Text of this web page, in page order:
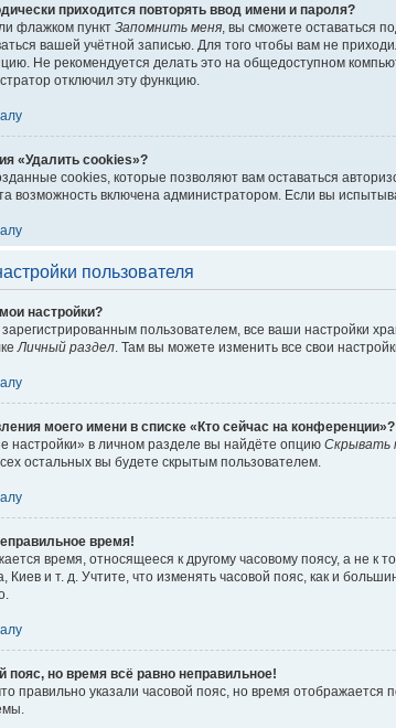
приходится повторять ввод имени и пароля?
флажком пункт Запомнить меня , вы сможете оставаться
вашей учётной записью. Для того чтобы вам не
Не рекомендуется делать это на общедоступном
отключил эту функцию.
«Удалить cookies»?
cookies, которые позволяют вам оставаться
возможность включена администратором. Если вы
пользователя
настройки?
пользователем, все ваши настройки
Личный раздел . Там вы можете изменить все свои
моего имени в списке «Кто сейчас на конференции»?
настройки» в личном разделе вы найдёте опцию Скрывать
остальных вы будете скрытым пользователем.
время!
время, относящееся к другому часовому поясу, а не к
Киев и т. д. Учтите, что изменять часовой пояс, как и
пояс, но время всё равно неправильное!
правильно указали часовой пояс, но время